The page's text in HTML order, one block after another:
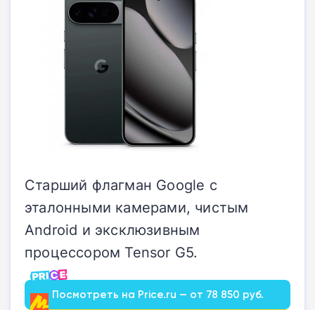
Старший флагман Google с
эталонными камерами, чистым
Android и эксклюзивным
процессором Tensor G5.
Посмотреть на Price.ru — от 78 850 руб.